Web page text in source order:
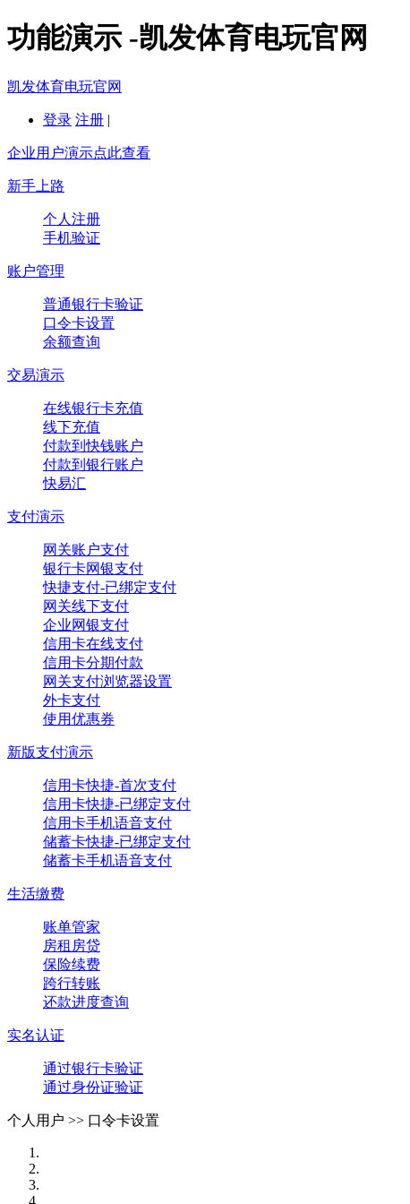
功能演示 -凯发体育电玩官网
凯发体育电玩官网
登录 注册 |
企业用户演示点此查看
新手上路
个人注册
手机验证
账户管理
普通银行卡验证
口令卡设置
余额查询
交易演示
在线银行卡充值
线下充值
付款到快钱账户
付款到银行账户
快易汇
支付演示
网关账户支付
银行卡网银支付
快捷支付-已绑定支付
网关线下支付
企业网银支付
信用卡在线支付
信用卡分期付款
网关支付浏览器设置
外卡支付
使用优惠券
新版支付演示
信用卡快捷-首次支付
信用卡快捷-已绑定支付
信用卡手机语音支付
储蓄卡快捷-已绑定支付
储蓄卡手机语音支付
生活缴费
账单管家
房租房贷
保险续费
跨行转账
还款进度查询
实名认证
通过银行卡验证
通过身份证验证
个人用户 >> 口令卡设置